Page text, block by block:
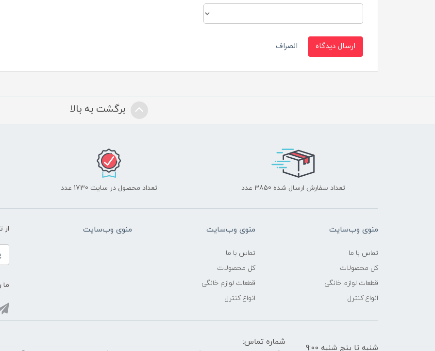
ارسال دیدگاه انصراف
برگشت به بالا
تعداد سفارش ارسال شده 3850 عدد تعداد محصول در سایت 1730 عدد
منوی وب‌سایت
تماس با ما
کل محصولات
قطعات لوازم خانگی
انواع کنترل
منوی وب‌سایت
تماس با ما
کل محصولات
قطعات لوازم خانگی
انواع کنترل
منوی وب‌سایت از
ما
شنبه تا پنج شنبه 9:00
شماره تماس: